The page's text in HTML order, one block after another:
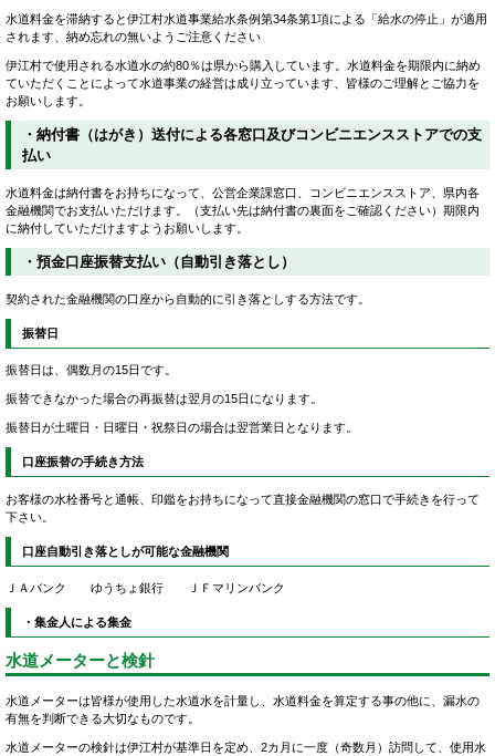
水道料金を滞納すると伊江村水道事業給水条例第34条第1項による「給水の停止」が適用
されます、納め忘れの無いようご注意ください
伊江村で使用される水道水の約80％は県から購入しています。水道料金を期限内に納め
ていただくことによって水道事業の経営は成り立っています、皆様のご理解とご協力を
お願いします。
・納付書（はがき）送付による各窓口及びコンビニエンスストアでの支
払い
水道料金は納付書をお持ちになって、公営企業課窓口、コンビニエンスストア、県内各
金融機関でお支払いただけます。（支払い先は納付書の裏面をご確認ください）期限内
に納付していただけますようお願いします。
・預金口座振替支払い（自動引き落とし）
契約された金融機関の口座から自動的に引き落としする方法です。
振替日
振替日は、偶数月の15日です。
振替できなかった場合の再振替は翌月の15日になります。
振替日が土曜日・日曜日・祝祭日の場合は翌営業日となります。
口座振替の手続き方法
お客様の水栓番号と通帳、印鑑をお持ちになって直接金融機関の窓口で手続きを行って
下さい。
口座自動引き落としが可能な金融機関
ＪＡバンク ゆうちょ銀行 ＪＦマリンバンク
・集金人による集金
水道メーターと検針
水道メーターは皆様が使用した水道水を計量し、水道料金を算定する事の他に、漏水の
有無を判断できる大切なものです。
水道メーターの検針は伊江村が基準日を定め、2カ月に一度（奇数月）訪問して、使用水